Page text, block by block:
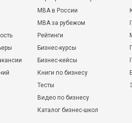
MBA в России
MBA за рубежом
Рейтинги
Бизнес-курсы
Бизнес-кейсы
Книги по бизнесу
Тесты
Видео по бизнесу
Каталог бизнес-школ